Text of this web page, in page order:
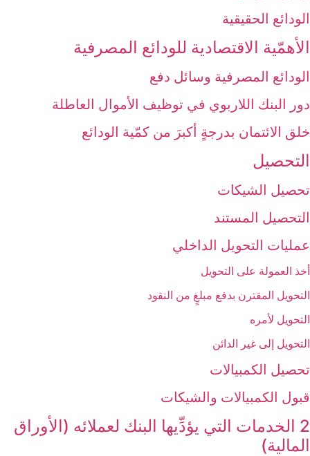
الودائع الحقيقية
الأهمّية الاقتصادية للودائع المصرفية
الودائع المصرفية وسائل دفع
دور البنك اللاربوي في توظيف الأموال العاطلة
خلق الائتمان بدرجةٍ أكبرَ من كمّية الودائع
التحصيل‏
تحصيل الشيكات
التحصيل المستند
عمليات التحويل الداخلي
أخذ العمولة على التحويل
التحويل المقترن بدفع مبلغٍ من النقود
التحويل لأمره
التحويل إلى غير الدائن
تحصيل الكمبيالات
قبول الكمبيالات والشيكات
2 الخدمات التي يؤدِّيها البنك لعملائه (الأوراق
المالية)